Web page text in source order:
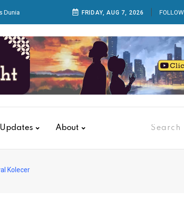
Dunia
di
FRIDAY, AUG 7, 2026
Updates About
Kolecer